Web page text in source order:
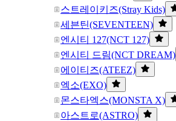
스트레이키즈(Stray Kids)
세븐틴(SEVENTEEN)
엔시티 127(NCT 127)
엔시티 드림(NCT DREAM)
에이티즈(ATEEZ)
엑소(EXO)
몬스타엑스(MONSTA X)
아스트로(ASTRO)